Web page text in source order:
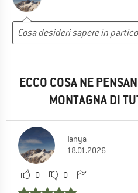
ECCO COSA NE
MONTAGNA DI
Tanya
18.01.2026
0 0